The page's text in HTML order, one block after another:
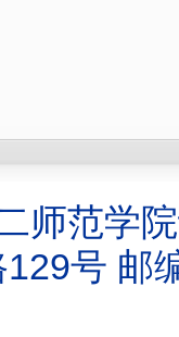
师范学
号 邮